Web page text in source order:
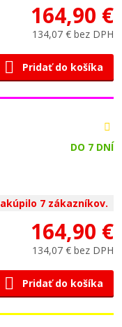
164,90 €
134,07 € bez DPH
Pridať do košíka
DO 7 DNÍ
7 zákazníkov.
164,90 €
134,07 € bez DPH
Pridať do košíka